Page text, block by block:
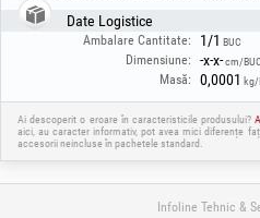
Date Logistice
Ambalare Cantitate: 1/1 BUC
Dimensiune: -x-x-cm/BUC
Masă: 0,0001 kg/
Ai descoperit o eroare în caracteristicile produsului?
aici, au caracter informativ, pot avea mici diferențe
accesorii neincluse în pachetele standard.
Infoline Tehnic &